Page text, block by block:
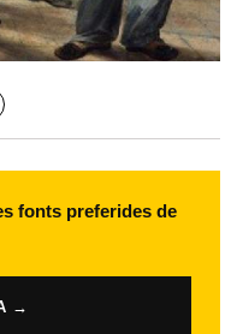
fonts preferides de
→